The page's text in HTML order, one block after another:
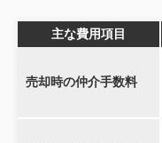
主な費用項目
売却時の仲介手数料